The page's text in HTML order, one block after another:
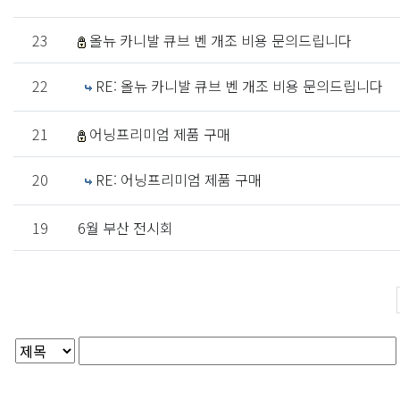
23 올뉴 카니발 큐브 벤 개조 비용 문의드립니다
22 RE: 올뉴 카니발 큐브 벤 개조 비용 문의드립니다
21 어닝프리미엄 제품 구매
20 RE: 어닝프리미엄 제품 구매
19 6월 부산 전시회